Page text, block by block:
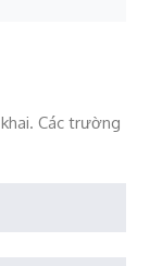
Các trường